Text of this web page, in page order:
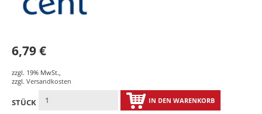
6,79 €
zzgl. 19% MwSt.
zzgl. Versandkosten
STÜCK IN DEN WARENKORB